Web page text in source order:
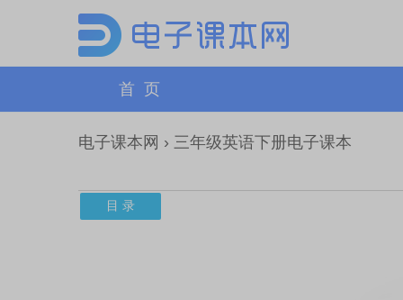
首 页
电子课本网 › 三年级英语下册电子课本
目 录